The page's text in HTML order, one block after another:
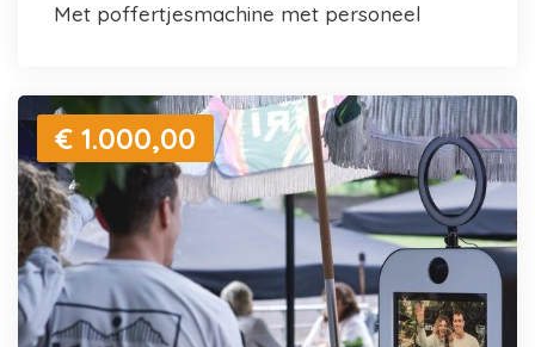
met poffertjesmachine met personeel
€ 1.000,00